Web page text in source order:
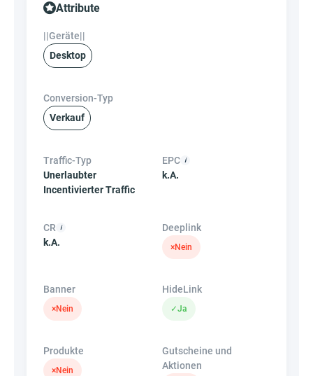
Attribute
||Geräte||
Desktop
Conversion-Typ
Verkauf
Traffic-Typ
Unerlaubter
Incentivierter Traffic
EPC
k.A.
CR
k.A.
Deeplink
×Nein
Banner
×Nein
HideLink
✓Ja
Produkte
×Nein
Gutscheine und
Aktionen